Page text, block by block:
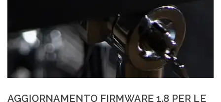
AGGIORNAMENTO FIRMWARE 1.8 PER LE